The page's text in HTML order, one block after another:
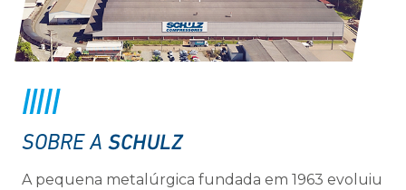
SOBRE A SCHULZ
A pequena metalúrgica fundada em 1963 evoluiu